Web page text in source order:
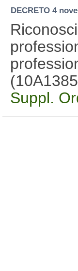
DECRETO 4
Suppl.